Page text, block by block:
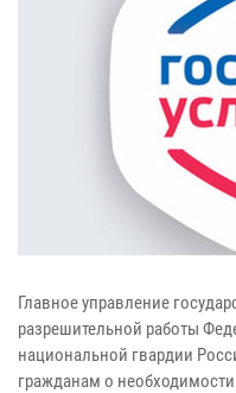
Главное управление
разрешительной работы
национальной гвардии
гражданам о